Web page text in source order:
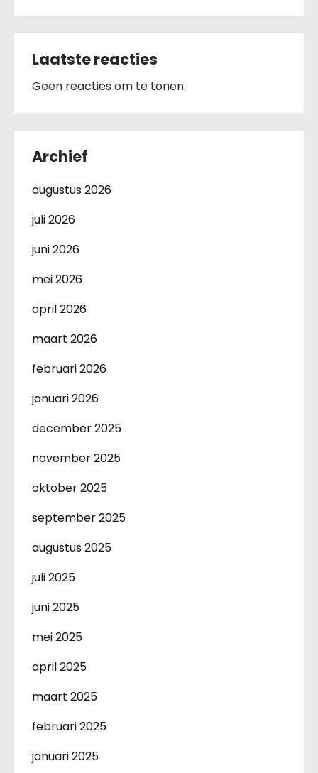
Laatste reacties
Geen reacties om te tonen.
Archief
augustus 2026
juli 2026
juni 2026
mei 2026
april 2026
maart 2026
februari 2026
januari 2026
december 2025
november 2025
oktober 2025
september 2025
augustus 2025
juli 2025
juni 2025
mei 2025
april 2025
maart 2025
februari 2025
januari 2025